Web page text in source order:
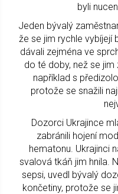
byli
Jeden bývalý
že se jim rychle vybíjejí
dávali zejména ve
do té doby, než se
například s
protože se snažili
Dozorci Ukrajince
zabránili hojení
hematonu. Ukrajinci
svalová tkáň jim hnila.
sepsi, uvedl bývalý
končetiny, protože se